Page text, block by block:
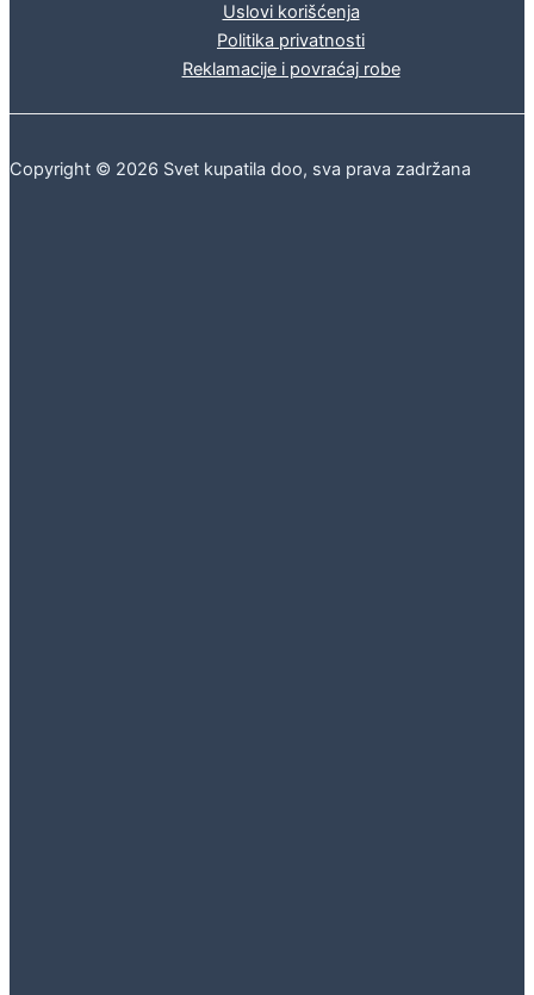
Uslovi korišćenja
Politika privatnosti
Reklamacije i povraćaj robe
Copyright © 2026 Svet kupatila doo, sva prava zadržana